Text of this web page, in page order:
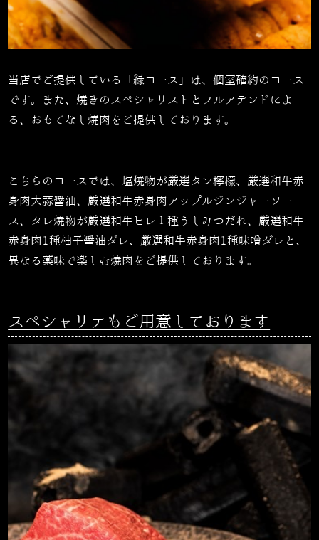
当店でご提供している「縁コース」は、個室確約のコース
です。また、焼きのスペシャリストとフルアテンドによ
る、おもてなし焼肉をご提供しております。
こちらのコースでは、塩焼物が厳選タン檸檬、厳選和牛赤
身肉大蒜醤油、厳選和牛赤身肉アップルジンジャーソー
ス、タレ焼物が厳選和牛ヒレ１種うしみつだれ、厳選和牛
赤身肉1種柚子醤油ダレ、厳選和牛赤身肉1種味噌ダレと、
異なる薬味で楽しむ焼肉をご提供しております。
スペシャリテもご用意しております